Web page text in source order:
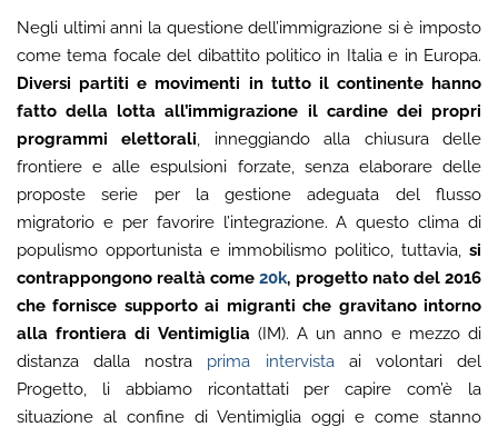
Negli ultimi anni la questione dell’immigrazione si è imposto
come tema focale del dibattito politico in Italia e in Europa.
Diversi partiti e movimenti in tutto il continente hanno
fatto della lotta all’immigrazione il cardine dei propri
programmi elettorali, inneggiando alla chiusura delle
frontiere e alle espulsioni forzate, senza elaborare delle
proposte serie per la gestione adeguata del flusso
migratorio e per favorire l’integrazione. A questo clima di
populismo opportunista e immobilismo politico, tuttavia, si
contrappongono realtà come20k, progetto nato del 2016
che fornisce supporto ai migranti che gravitano intorno
alla frontiera di Ventimiglia(IM). A un anno e mezzo di
distanza dalla nostra prima intervistaai volontari del
Progetto, li abbiamo ricontattati per capire com’è la
situazione al confine di Ventimiglia oggi e come stanno